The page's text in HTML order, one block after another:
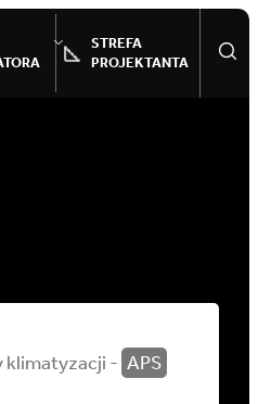
STREFA
PROJEKTANTA
klimatyzacji - APS